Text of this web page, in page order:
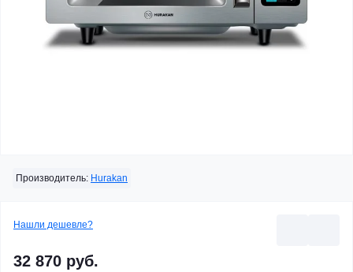
Производитель: Hurakan
Нашли дешевле?
32 870 руб.